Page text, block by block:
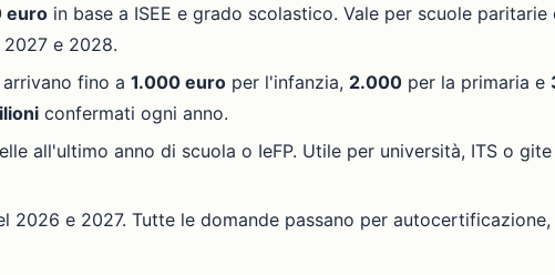
euro in base a ISEE e grado scolastico. Vale per scuole paritarie
e 2028.
fino a 1.000 euro per l'infanzia, 2.000 per la primaria e
confermati ogni anno.
all'ultimo anno di scuola o IeFP. Utile per università, ITS o
2026 e 2027. Tutte le domande passano per